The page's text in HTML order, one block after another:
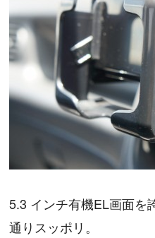
5.3 インチ有機EL画面を
通りスッポリ。